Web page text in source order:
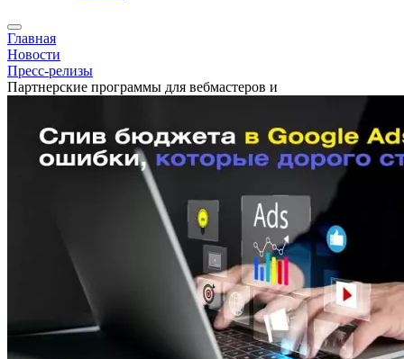
Главная
Новости
Пресс-релизы
Партнерские программы для вебмастеров и